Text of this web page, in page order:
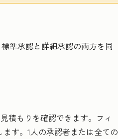
準承認と詳細承認の両方を同
積もりを確認できます。フィ
す。1人の承認者または全ての